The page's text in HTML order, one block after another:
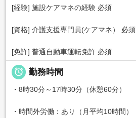
[経験] 施設ケアマネの経験 必須
[資格] 介護支援専門員(ケアマネ） 必須
[免許] 普通自動車運転免許 必須
 勤務時間
・8時30分～17時30分（休憩60分）
・時間外労働：あり（月平均10時間）